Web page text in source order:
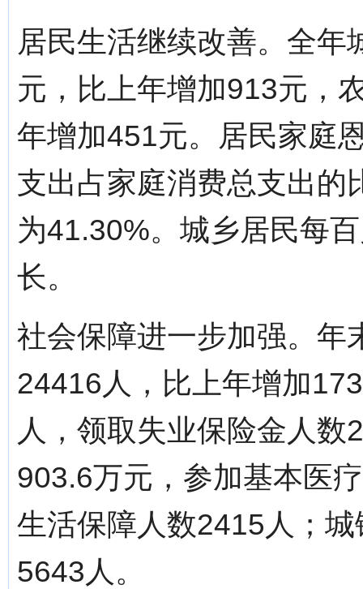
居民生活继续改善。全
元，比上年增加913元，
年增加451元。居民家庭
支出占家庭消费总支出的
为41.30%。城乡居民每
长。
社会保障进一步加强。年
24416人，比上年增加
人，领取失业保险金人
903.6万元，参加基本医
生活保障人数2415人；
5643人。